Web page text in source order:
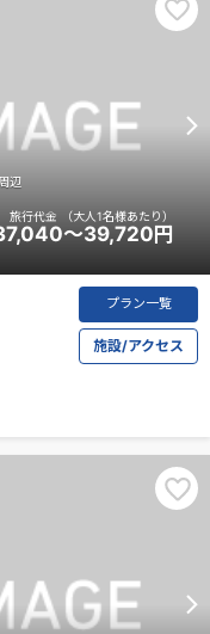
プラン一覧
施設/アクセス
辺
旅行代金 （大人1名様あたり）
～39,720円